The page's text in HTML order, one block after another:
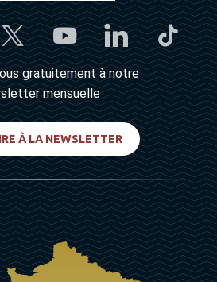
gratuitement à notre
mensuelle
À LA NEWSLETTER